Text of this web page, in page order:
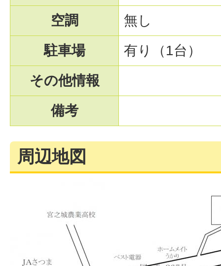
空調
無し
駐車場
有り（1台）
その他情報
備考
周辺地図